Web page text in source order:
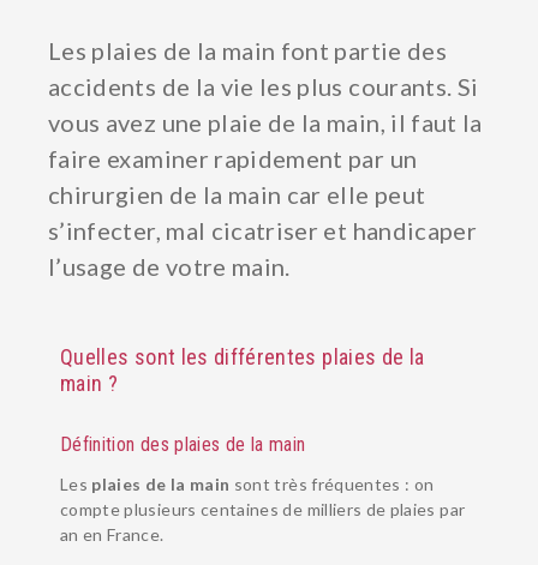
Les plaies de la main font partie des
accidents de la vie les plus courants. Si
vous avez une plaie de la main, il faut la
faire examiner rapidement par un
chirurgien de la main car elle peut
s’infecter, mal cicatriser et handicaper
l’usage de votre main.
Quelles sont les différentes plaies de la
main ?
Définition des plaies de la main
Les plaies de la main sont très fréquentes : on
compte plusieurs centaines de milliers de plaies par
an en France.